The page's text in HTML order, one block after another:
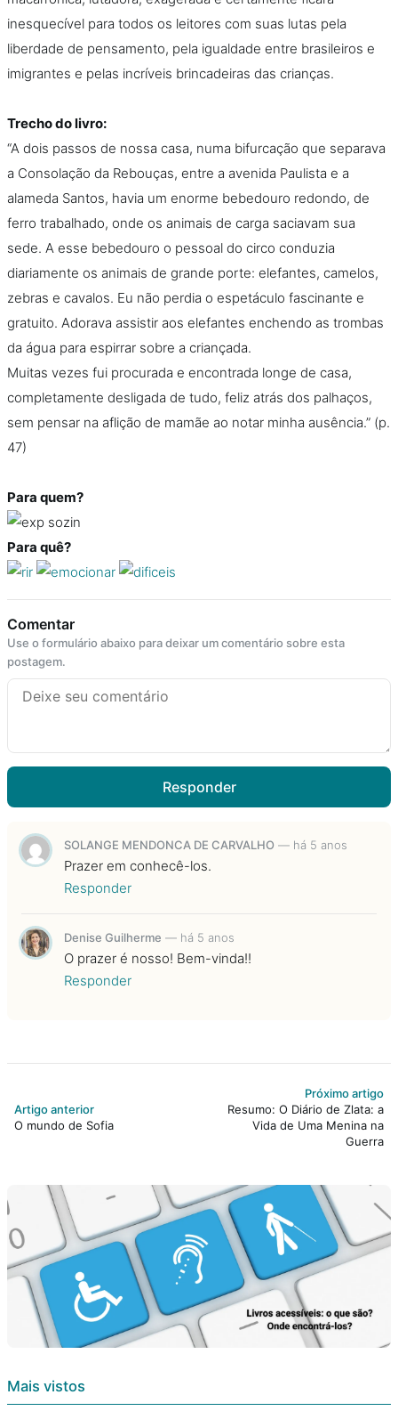
inesquecível para todos os leitores com suas lutas pela
liberdade de pensamento, pela igualdade entre brasileiros e
imigrantes e pelas incríveis brincadeiras das crianças.
Trecho do livro:
“A dois passos de nossa casa, numa bifurcação que separava
a Consolação da Rebouças, entre a avenida Paulista e a
alameda Santos, havia um enorme bebedouro redondo, de
ferro trabalhado, onde os animais de carga saciavam sua
sede. A esse bebedouro o pessoal do circo conduzia
diariamente os animais de grande porte: elefantes, camelos,
zebras e cavalos. Eu não perdia o espetáculo fascinante e
gratuito. Adorava assistir aos elefantes enchendo as trombas
da água para espirrar sobre a criançada.
Muitas vezes fui procurada e encontrada longe de casa,
completamente desligada de tudo, feliz atrás dos palhaços,
sem pensar na aflição de mamãe ao notar minha ausência.” (p.
47)
Para quem?
Para quê?
Comentar
Use o formulário abaixo para deixar um comentário sobre esta
postagem.
Responder
SOLANGE MENDONCA DE CARVALHO — há 5 anos
Prazer em conhecê-los.
Responder
Denise Guilherme — há 5 anos
O prazer é nosso! Bem-vinda!!
Responder
Artigo anterior
O mundo de Sofia
Próximo artigo
Resumo: O Diário de Zlata: a
Vida de Uma Menina na
Guerra
Mais vistos